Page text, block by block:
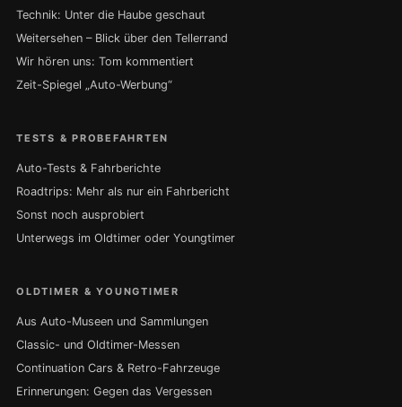
Technik: Unter die Haube geschaut
Weitersehen – Blick über den Tellerrand
Wir hören uns: Tom kommentiert
Zeit-Spiegel „Auto-Werbung“
TESTS & PROBEFAHRTEN
Auto-Tests & Fahrberichte
Roadtrips: Mehr als nur ein Fahrbericht
Sonst noch ausprobiert
Unterwegs im Oldtimer oder Youngtimer
OLDTIMER & YOUNGTIMER
Aus Auto-Museen und Sammlungen
Classic- und Oldtimer-Messen
Continuation Cars & Retro-Fahrzeuge
Erinnerungen: Gegen das Vergessen